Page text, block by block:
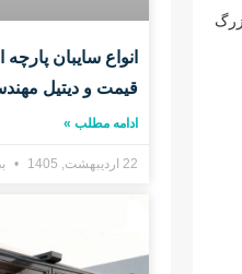
انواع سایبان
قیمت و دیتیل
ادامه مطلب »
22 اردیبهشت, 1405